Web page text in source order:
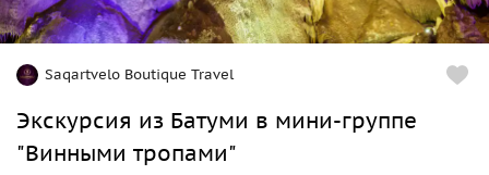
Saqartvelo Boutique Travel
Экскурсия из Батуми в мини-группе
"Винными тропами"